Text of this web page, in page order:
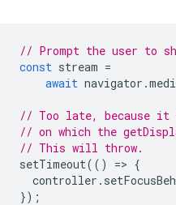
// Prompt the user to
const stream =
await navigator .
// Too late, because it
// on which the
// This will throw.
setTimeout(() => {
controller .
});